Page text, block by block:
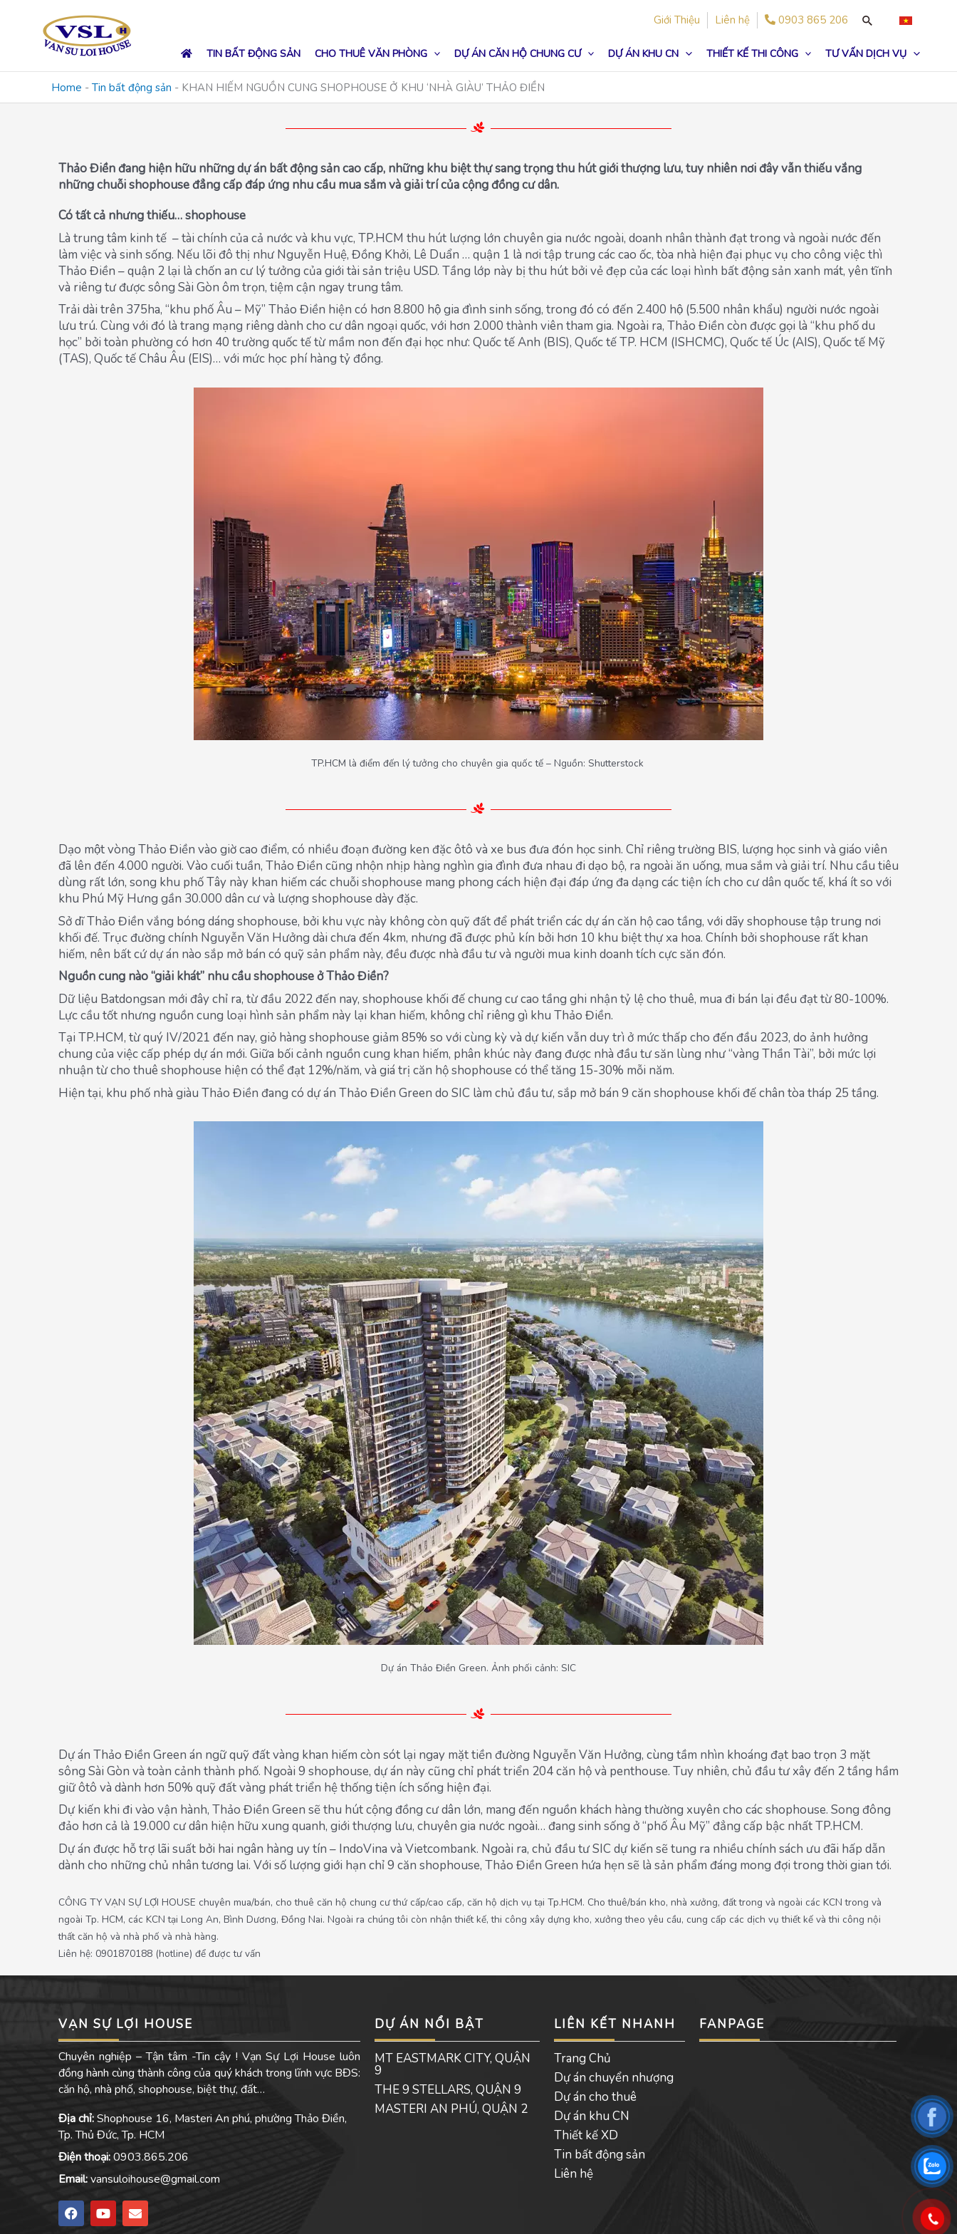
Giới Thiệu Liên hệ 0903 865 206
TIN BẤT ĐỘNG SẢN CHO THUÊ VĂN PHÒNG DỰ ÁN CĂN HỘ CHUNG CƯ DỰ ÁN KHU CN THIẾT KẾ THI CÔNG TƯ VẤN DỊCH VỤ
Home - Tin bất động sản - KHAN HIẾM NGUỒN CUNG SHOPHOUSE Ở KHU ‘NHÀ GIÀU’ THẢO ĐIỀN
Thảo Điền đang hiện hữu những dự án bất động sản cao cấp, những khu biệt thự sang trọng thu hút giới thượng lưu, tuy nhiên nơi đây vẫn thiếu vắng
những chuỗi shophouse đẳng cấp đáp ứng nhu cầu mua sắm và giải trí của cộng đồng cư dân.
Có tất cả nhưng thiếu… shophouse
Là trung tâm kinh tế – tài chính của cả nước và khu vực, TP.HCM thu hút lượng lớn chuyên gia nước ngoài, doanh nhân thành đạt trong và ngoài nước đến
làm việc và sinh sống. Nếu lõi đô thị như Nguyễn Huệ, Đồng Khởi, Lê Duẩn … quận 1 là nơi tập trung các cao ốc, tòa nhà hiện đại phục vụ cho công việc thì
Thảo Điền – quận 2 lại là chốn an cư lý tưởng của giới tài sản triệu USD. Tầng lớp này bị thu hút bởi vẻ đẹp của các loại hình bất động sản xanh mát, yên tĩnh
và riêng tư được sông Sài Gòn ôm trọn, tiệm cận ngay trung tâm.
Trải dài trên 375ha, “khu phố Âu – Mỹ” Thảo Điền hiện có hơn 8.800 hộ gia đình sinh sống, trong đó có đến 2.400 hộ (5.500 nhân khẩu) người nước ngoài
lưu trú. Cùng với đó là trang mạng riêng dành cho cư dân ngoại quốc, với hơn 2.000 thành viên tham gia. Ngoài ra, Thảo Điền còn được gọi là “khu phố du
học” bởi toàn phường có hơn 40 trường quốc tế từ mầm non đến đại học như: Quốc tế Anh (BIS), Quốc tế TP. HCM (ISHCMC), Quốc tế Úc (AIS), Quốc tế Mỹ
(TAS), Quốc tế Châu Âu (EIS)… với mức học phí hàng tỷ đồng.
TP.HCM là điểm đến lý tưởng cho chuyên gia quốc tế – Nguồn: Shutterstock
Dạo một vòng Thảo Điền vào giờ cao điểm, có nhiều đoạn đường ken đặc ôtô và xe bus đưa đón học sinh. Chỉ riêng trường BIS, lượng học sinh và giáo viên
đã lên đến 4.000 người. Vào cuối tuần, Thảo Điền cũng nhộn nhịp hàng nghìn gia đình đưa nhau đi dạo bộ, ra ngoài ăn uống, mua sắm và giải trí. Nhu cầu tiêu
dùng rất lớn, song khu phố Tây này khan hiếm các chuỗi shophouse mang phong cách hiện đại đáp ứng đa dạng các tiện ích cho cư dân quốc tế, khá ít so với
khu Phú Mỹ Hưng gần 30.000 dân cư và lượng shophouse dày đặc.
Sở dĩ Thảo Điền vắng bóng dáng shophouse, bởi khu vực này không còn quỹ đất để phát triển các dự án căn hộ cao tầng, với dãy shophouse tập trung nơi
khối đế. Trục đường chính Nguyễn Văn Hưởng dài chưa đến 4km, nhưng đã được phủ kín bởi hơn 10 khu biệt thự xa hoa. Chính bởi shophouse rất khan
hiếm, nên bất cứ dự án nào sắp mở bán có quỹ sản phẩm này, đều được nhà đầu tư và người mua kinh doanh tích cực săn đón.
Nguồn cung nào “giải khát” nhu cầu shophouse ở Thảo Điền?
Dữ liệu Batdongsan mới đây chỉ ra, từ đầu 2022 đến nay, shophouse khối đế chung cư cao tầng ghi nhận tỷ lệ cho thuê, mua đi bán lại đều đạt từ 80-100%.
Lực cầu tốt nhưng nguồn cung loại hình sản phẩm này lại khan hiếm, không chỉ riêng gì khu Thảo Điền.
Tại TP.HCM, từ quý IV/2021 đến nay, giỏ hàng shophouse giảm 85% so với cùng kỳ và dự kiến vẫn duy trì ở mức thấp cho đến đầu 2023, do ảnh hưởng
chung của việc cấp phép dự án mới. Giữa bối cảnh nguồn cung khan hiếm, phân khúc này đang được nhà đầu tư săn lùng như “vàng Thần Tài”, bởi mức lợi
nhuận từ cho thuê shophouse hiện có thể đạt 12%/năm, và giá trị căn hộ shophouse có thể tăng 15-30% mỗi năm.
Hiện tại, khu phố nhà giàu Thảo Điền đang có dự án Thảo Điền Green do SIC làm chủ đầu tư, sắp mở bán 9 căn shophouse khối đế chân tòa tháp 25 tầng.
Dự án Thảo Điền Green. Ảnh phối cảnh: SIC
Dự án Thảo Điền Green án ngữ quỹ đất vàng khan hiếm còn sót lại ngay mặt tiền đường Nguyễn Văn Hưởng, cùng tầm nhìn khoáng đạt bao trọn 3 mặt
sông Sài Gòn và toàn cảnh thành phố. Ngoài 9 shophouse, dự án này cũng chỉ phát triển 204 căn hộ và penthouse. Tuy nhiên, chủ đầu tư xây đến 2 tầng hầm
giữ ôtô và dành hơn 50% quỹ đất vàng phát triển hệ thống tiện ích sống hiện đại.
Dự kiến khi đi vào vận hành, Thảo Điền Green sẽ thu hút cộng đồng cư dân lớn, mang đến nguồn khách hàng thường xuyên cho các shophouse. Song đông
đảo hơn cả là 19.000 cư dân hiện hữu xung quanh, giới thượng lưu, chuyên gia nước ngoài… đang sinh sống ở “phố Âu Mỹ” đẳng cấp bậc nhất TP.HCM.
Dự án được hỗ trợ lãi suất bởi hai ngân hàng uy tín – IndoVina và Vietcombank. Ngoài ra, chủ đầu tư SIC dự kiến sẽ tung ra nhiều chính sách ưu đãi hấp dẫn
dành cho những chủ nhân tương lai. Với số lượng giới hạn chỉ 9 căn shophouse, Thảo Điền Green hứa hẹn sẽ là sản phẩm đáng mong đợi trong thời gian tới.
CÔNG TY VẠN SỰ LỢI HOUSE chuyên mua/bán, cho thuê căn hộ chung cư thứ cấp/cao cấp, căn hộ dịch vụ tại Tp.HCM. Cho thuê/bán kho, nhà xưởng, đất trong và ngoài các KCN trong và
ngoài Tp. HCM, các KCN tại Long An, Bình Dương, Đồng Nai. Ngoài ra chúng tôi còn nhận thiết kế, thi công xây dựng kho, xưởng theo yêu cầu, cung cấp các dịch vụ thiết kế và thi công nội
thất căn hộ và nhà phố và nhà hàng.
Liên hệ: 0901870188 (hotline) để được tư vấn
VẠN SỰ LỢI HOUSE
Chuyên nghiệp – Tận tâm -Tin cậy ! Vạn Sự Lợi House luôn
đồng hành cùng thành công của quý khách trong lĩnh vực BĐS:
căn hộ, nhà phố, shophouse, biệt thự, đất…
Địa chỉ:Shophouse 16, Masteri An phú, phường Thảo Điền,
Tp. Thủ Đức, Tp. HCM
Điện thoại:0903.865.206
Email:vansuloihouse@gmail.com
F
a
Y
o
E
n
DỰ ÁN NỔI BẬT
MT EASTMARK CITY, QUẬN
9
THE 9 STELLARS, QUẬN 9
MASTERI AN PHÚ, QUẬN 2
LIÊN KẾT NHANH
Trang Chủ
Dự án chuyển nhượng
Dự án cho thuê
Dự án khu CN
Thiết kế XD
Tin bất động sản
Liên hệ
FANPAGE